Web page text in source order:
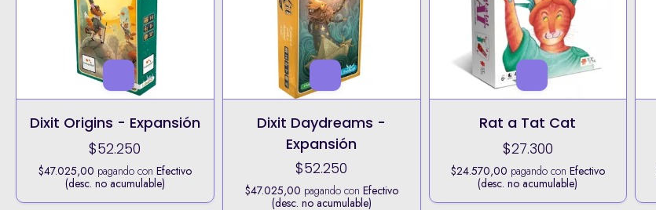
Dixit Origins - Expansión
$52.250
$47.025,00 pagando con Efectivo
(desc. no acumulable)
Dixit Daydreams -
Expansión
$52.250
$47.025,00 pagando con Efectivo
(desc. no acumulable)
Rat a Tat Cat
$27.300
$24.570,00 pagando con Efectivo
(desc. no acumulable)